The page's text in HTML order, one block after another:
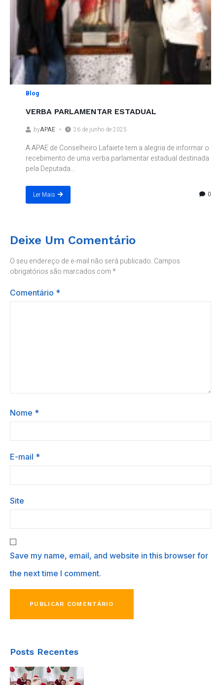
Blog
VERBA PARLAMENTAR ESTADUAL
byAPAE 26 de junho de 2025
A APAE de Conselheiro Lafaiete tem a alegria de informar o
recebimento de uma verba parlamentar estadual destinada
pela Deputada...
Ler Mais 0
Deixe Um Comentário
O seu endereço de e-mail não será publicado. Campos
obrigatórios são marcados com*
Comentário *
Nome *
E-mail *
Site
Save my name, email, and website in this browser for
the next time I comment.
Posts Recentes